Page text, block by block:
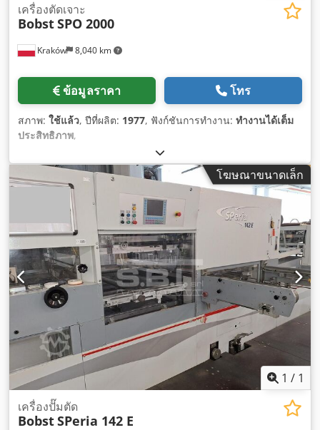
Kraków 8,040 km
เครื่องตัดเจาะ
BobstSPO 2000
ข้อมูลราคา โทร
สภาพ: ใช้แล้ว, ปีที่ผลิต: 1977, ฟังก์ชันการทำงาน: ทำงานได้เต็ม
ประสิทธิภาพ,
โฆษณาขนาดเล็ก
1 / 1
เครื่องปั๊มตัด
BobstSPeria 142 E